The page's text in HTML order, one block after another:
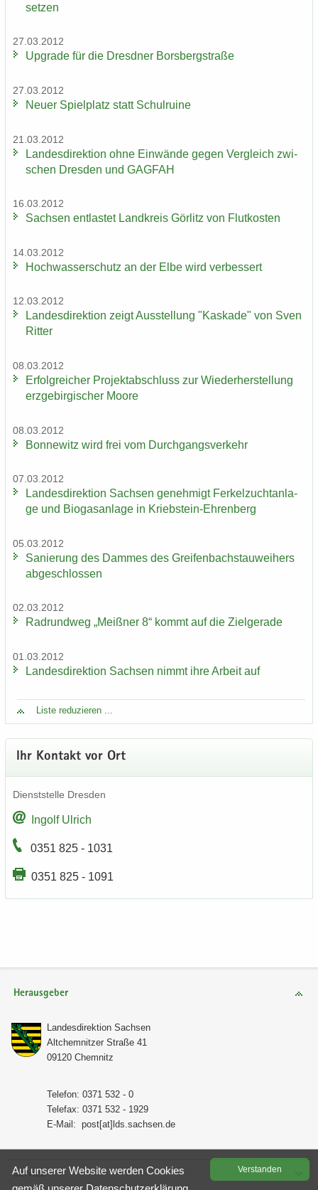
set­zen
27.03.2012
Up­grade für die Dresd­ner Borsberg­stra­ße
27.03.2012
Neuer Spiel­platz statt Schul­rui­ne
21.03.2012
Lan­des­di­rek­ti­on ohne Ein­wän­de gegen Ver­gleich zwi­
schen Dres­den und GAG­FAH
16.03.2012
Sach­sen ent­las­tet Land­kreis Gör­litz von Flut­kos­ten
14.03.2012
Hoch­was­ser­schutz an der Elbe wird ver­bes­sert
12.03.2012
Lan­des­di­rek­ti­on zeigt Aus­stel­lung "Kas­ka­de" von Sven
Rit­ter
08.03.2012
Er­folg­rei­cher Pro­jekt­ab­schluss zur Wie­der­her­stel­lung
erz­ge­bir­gi­scher Moore
08.03.2012
Bon­ne­witz wird frei vom Durch­gangs­ver­kehr
07.03.2012
Lan­des­di­rek­ti­on Sach­sen ge­neh­migt Fer­kel­zucht­an­la­
ge und Bio­gas­an­la­ge in Kriebstein-​Ehrenberg
05.03.2012
Sa­nie­rung des Dam­mes des Grei­fen­bach­stau­wei­hers
ab­ge­schlos­sen
02.03.2012
Rad­rund­weg „Meiß­ner 8“ kommt auf die Ziel­ge­ra­de
01.03.2012
Lan­des­di­rek­ti­on Sach­sen nimmt ihre Ar­beit auf
Liste re­du­zie­ren ...
Ihr Kon­takt vor Ort
Dienst­stel­le Dres­den
In­golf Ul­rich
0351 825 - 1031
0351 825 - 1091
Herausgeber
Lan­des­di­rek­ti­on Sach­sen
Alt­chem­nit­zer Stra­ße 41
09120 Chem­nitz
Te­le­fon: 0371 532 - 0
Te­le­fax: 0371 532 - 1929
E-​Mail: post[at]lds.sach­sen.de
Service Ver­stan­den
Auf un­se­rer Web­site wer­den Coo­kies